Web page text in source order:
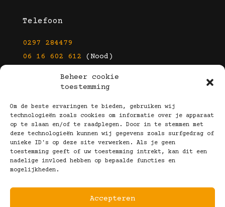
Beheer cookie
toestemming
Om de beste ervaringen te bieden, gebruiken wij
technologieën zoals cookies om informatie over je apparaat
op te slaan en/of te raadplegen. Door in te stemmen met
deze technologieën kunnen wij gegevens zoals surfgedrag of
unieke ID's op deze site verwerken. Als je geen
toestemming geeft of uw toestemming intrekt, kan dit een
nadelige invloed hebben op bepaalde functies en
mogelijkheden.
Accepteren
Telefoon
0297 284479
06 16 602 612 (Nood)
info@kootbrillen.nl
Volg Ons!